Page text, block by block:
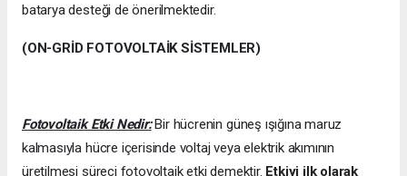
batarya desteği de önerilmektedir.
(ON-GRİD FOTOVOLTAİK SİSTEMLER)
Fotovoltaik Etki Nedir:Bir hücrenin güneş ışığına maruz
kalmasıyla hücre içerisinde voltaj veya elektrik akımının
üretilmesi süreci fotovoltaik etki demektir. Etkiyi ilk olarak